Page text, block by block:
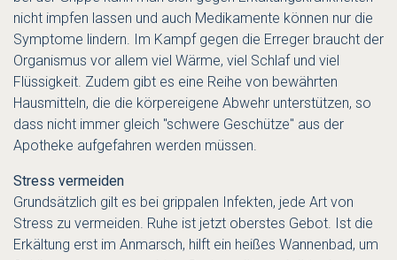
nicht impfen lassen und auch Medikamente können nur die
Symptome lindern. Im Kampf gegen die Erreger braucht der
Organismus vor allem viel Wärme, viel Schlaf und viel
Flüssigkeit. Zudem gibt es eine Reihe von bewährten
Hausmitteln, die die körpereigene Abwehr unterstützen, so
dass nicht immer gleich "schwere Geschütze" aus der
Apotheke aufgefahren werden müssen.
Stress vermeiden
Grundsätzlich gilt es bei grippalen Infekten, jede Art von
Stress zu vermeiden. Ruhe ist jetzt oberstes Gebot. Ist die
Erkältung erst im Anmarsch, hilft ein heißes Wannenbad, um